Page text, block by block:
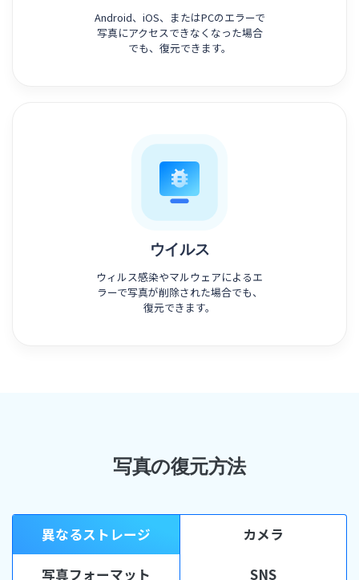
Android、iOS、またはPCのエラーで
写真にアクセスできなくなった場合
でも、復元できます。
ウイルス
ウィルス感染やマルウェアによるエ
ラーで写真が削除された場合でも、
復元できます。
写真の復元方法
異なるストレージ カメラ
写真フォーマット SNS